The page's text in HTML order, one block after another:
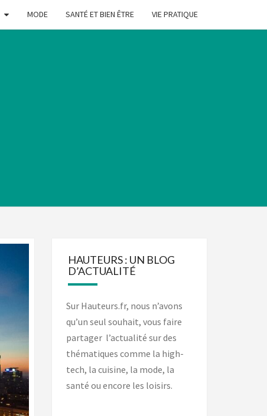
MODE SANTÉ ET BIEN ÊTRE VIE PRATIQUE
HAUTEURS : UN BLOG
D’ACTUALITÉ
Sur Hauteurs.fr, nous n’avons
qu’un seul souhait, vous faire
partager l’actualité sur des
thématiques comme la high-
tech, la cuisine, la mode, la
santé ou encore les loisirs.